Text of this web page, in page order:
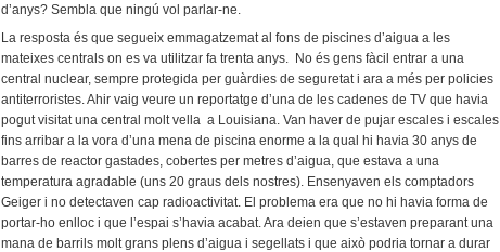
d’anys? Sembla que ningú vol parlar-ne.
La resposta és que segueix emmagatzemat al fons de piscines d’aigua a les
mateixes centrals on es va utilitzar fa trenta anys. No és gens fàcil entrar a una
central nuclear, sempre protegida per guàrdies de seguretat i ara a més per policies
antiterroristes. Ahir vaig veure un reportatge d’una de les cadenes de TV que havia
pogut visitat una central molt vella a Louisiana. Van haver de pujar escales i escales
fins arribar a la vora d’una mena de piscina enorme a la qual hi havia 30 anys de
barres de reactor gastades, cobertes per metres d’aigua, que estava a una
temperatura agradable (uns 20 graus dels nostres). Ensenyaven els comptadors
Geiger i no detectaven cap radioactivitat. El problema era que no hi havia forma de
portar-ho enlloc i que l’espai s’havia acabat. Ara deien que s’estaven preparant una
mana de barrils molt grans plens d’aigua i segellats i que això podria tornar a durar